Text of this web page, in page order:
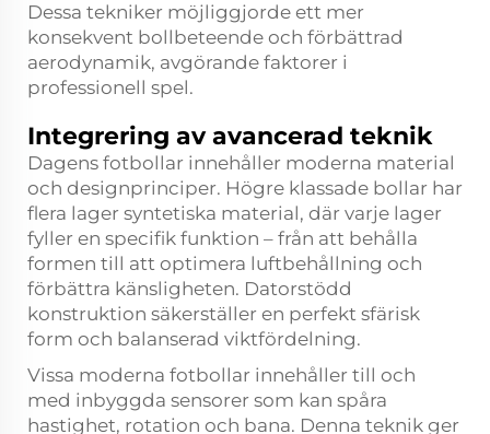
Dessa tekniker möjliggjorde ett mer
konsekvent bollbeteende och förbättrad
aerodynamik, avgörande faktorer i
professionell spel.
Integrering av avancerad teknik
Dagens fotbollar innehåller moderna material
och designprinciper. Högre klassade bollar har
flera lager syntetiska material, där varje lager
fyller en specifik funktion – från att behålla
formen till att optimera luftbehållning och
förbättra känsligheten. Datorstödd
konstruktion säkerställer en perfekt sfärisk
form och balanserad viktfördelning.
Vissa moderna fotbollar innehåller till och
med inbyggda sensorer som kan spåra
hastighet, rotation och bana. Denna teknik ger